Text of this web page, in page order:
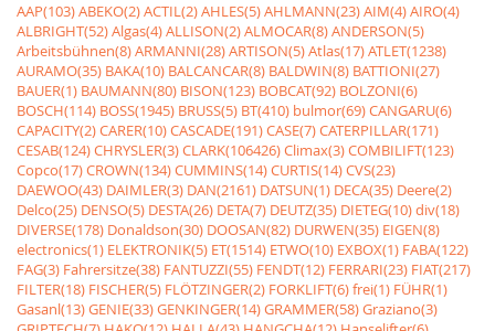
AAP(103)ABEKO(2)ACTIL(2)AHLES(5)AHLMANN(23)AIM(4)AIRO(4)
ALBRIGHT(52)Algas(4)ALLISON(2)ALMOCAR(8)ANDERSON(5)
Arbeitsbühnen(8)ARMANNI(28)ARTISON(5)Atlas(17)ATLET(1238)
AURAMO(35) BAKA(10) BALCANCAR(8) BALDWIN(8) BATTIONI(27)
BAUER(1) BAUMANN(80) BISON(123) BOBCAT(92) BOLZONI(6)
BOSCH(114) BOSS(1945) BRUSS(5) BT(410) bulmor(69)CANGARU(6)
CAPACITY(2)CARER(10)CASCADE(191)CASE(7)CATERPILLAR(171)
CESAB(124)CHRYSLER(3)CLARK(106426)Climax(3)COMBILIFT(123)
Copco(17)CROWN(134)CUMMINS(14)CURTIS(14)CVS(23)
DAEWOO(43) DAIMLER(3) DAN(2161) DATSUN(1) DECA(35) Deere(2)
Delco(25) DENSO(5) DESTA(26) DETA(7) DEUTZ(35) DIETEG(10)div(18)
DIVERSE(178) Donaldson(30) DOOSAN(82) DURWEN(35) EIGEN(8)
electronics(1) ELEKTRONIK(5) ET(1514) ETWO(10) EXBOX(1) FABA(122)
FAG(3) Fahrersitze(38) FANTUZZI(55) FENDT(12) FERRARI(23) FIAT(217)
FILTER(18) FISCHER(5) FLÖTZINGER(2) FORKLIFT(6)frei(1) FÜHR(1)
Gasanl(13)GENIE(33)GENKINGER(14)GRAMMER(58)Graziano(3)